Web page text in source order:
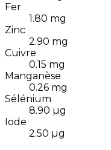
Fer
1.80 mg
Zinc
2.90 mg
Cuivre
0.15 mg
Manganèse
0.26 mg
Sélénium
8.90 µg
Iode
2.50 µg